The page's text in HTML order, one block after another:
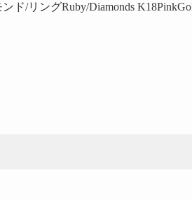
ンド/リングRuby/Diamonds